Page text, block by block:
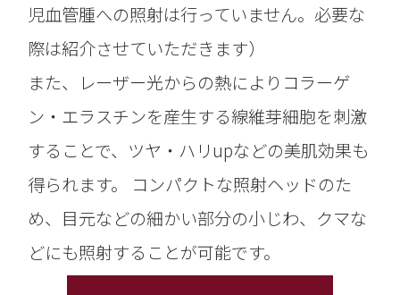
児血管腫への照射は行っていません。必要な
際は紹介させていただきます）
また、レーザー光からの熱によりコラーゲ
ン・エラスチンを産生する線維芽細胞を刺激
することで、ツヤ・ハリupなどの美肌効果も
得られます。 コンパクトな照射ヘッドのた
め、目元などの細かい部分の小じわ、クマな
どにも照射することが可能です。